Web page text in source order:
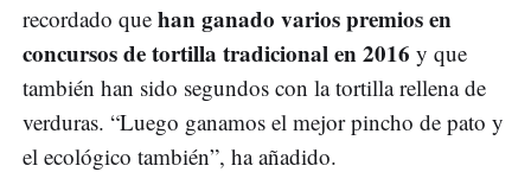
recordado que han ganado varios premios en
concursos de tortilla tradicional en 2016 y que
también han sido segundos con la tortilla rellena de
verduras. “Luego ganamos el mejor pincho de pato y
el ecológico también”, ha añadido.